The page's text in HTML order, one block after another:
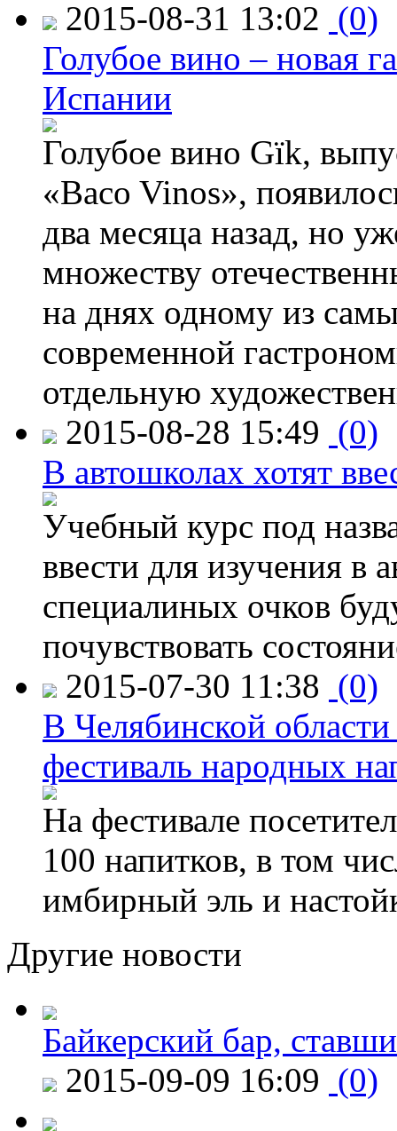
2015-08-31 13:02 (0)
Голубое вино – новая
Испании
Голубое вино Gïk,
«Baco Vinos»,
два месяца назад, но
множеству
на днях одному из
современной
отдельную
2015-08-28 15:49 (0)
В автошколах хотят
Учебный курс под
ввести для изучения
специалиных очков
почувствовать
2015-07-30 11:38 (0)
В Челябинской
фестиваль народных
На фестивале
100 напитков, в том
имбирный эль и
Другие новости
Байкерский бар,
2015-09-09 16:09 (0)